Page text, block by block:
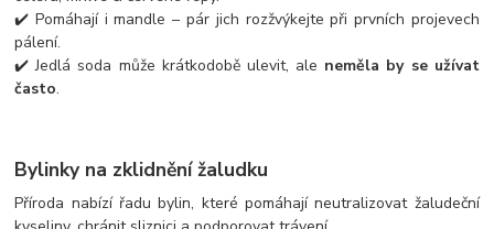
✔️ Pomáhají i mandle – pár jich rozžvýkejte při prvních projevech
pálení.
✔️ Jedlá soda může krátkodobě ulevit, ale neměla by se užívat
často.
Bylinky na zklidnění žaludku
Příroda nabízí řadu bylin, které pomáhají neutralizovat žaludeční